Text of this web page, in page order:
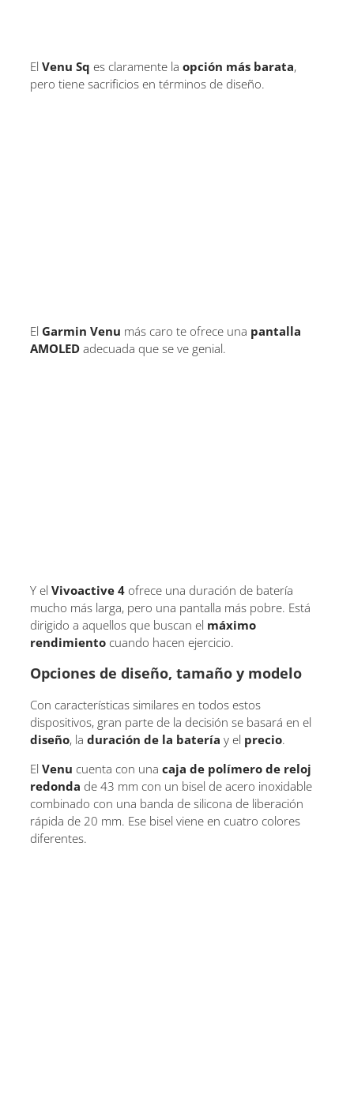
El Venu Sq es claramente la opción más barata,
pero tiene sacrificios en términos de diseño.
El Garmin Venu más caro te ofrece una pantalla
AMOLED adecuada que se ve genial.
Y el Vivoactive 4 ofrece una duración de batería
mucho más larga, pero una pantalla más pobre. Está
dirigido a aquellos que buscan el máximo
rendimiento cuando hacen ejercicio.
Opciones de diseño, tamaño y modelo
Con características similares en todos estos
dispositivos, gran parte de la decisión se basará en el
diseño, la duración de la batería y el precio.
El Venu cuenta con una caja de polímero de reloj
redonda de 43 mm con un bisel de acero inoxidable
combinado con una banda de silicona de liberación
rápida de 20 mm. Ese bisel viene en cuatro colores
diferentes.